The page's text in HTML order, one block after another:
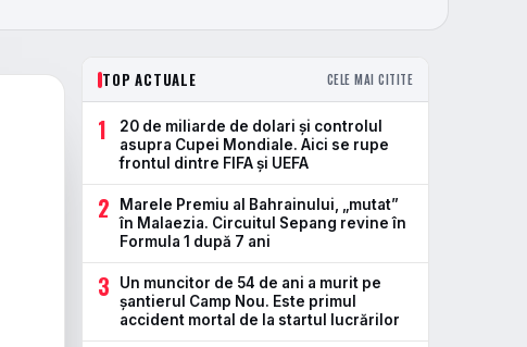
TOP ACTUALE CELE MAI CITITE
1
20 de miliarde de dolari și controlul
asupra Cupei Mondiale. Aici se rupe
frontul dintre FIFA și UEFA
2
Marele Premiu al Bahrainului, „mutat”
în Malaezia. Circuitul Sepang revine în
Formula 1 după 7 ani
3
Un muncitor de 54 de ani a murit pe
șantierul Camp Nou. Este primul
accident mortal de la startul lucrărilor